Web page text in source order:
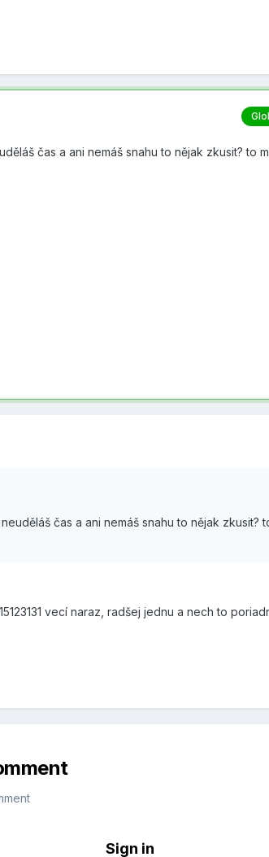
čas a ani nemáš snahu to nějak zkusit? to
čas a ani nemáš snahu to nějak zkusit?
vecí naraz, radšej jednu a nech to
Sign in